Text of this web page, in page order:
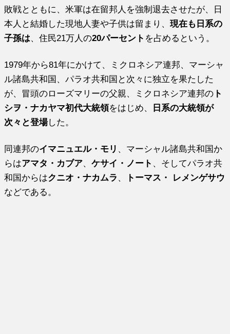
敗戦とともに、米軍は在留邦人を強制退去させたが、日
本人と結婚した現地人妻や子供は留まり、現在も日系の
子孫は、住民21万人の20パーセント を占めるという。
1979年から81年にかけて、ミクロネシア連邦、マーシャ
ル諸島共和国、パラオ共和国と次々に独立を果たした
が、冒頭のローズマリーの父親、ミクロネシア連邦の ト
シヲ・ナカヤマ初代大統領をはじめ、
日系の大統領が
次々と登場した。
同連邦のイマニュエル・モリ 、マーシャル諸島共和国か
らはアマタ・カブア、ケサイ・ノート 、そしてパラオ共
和国からはクニオ・ナカムラ 、
トーマス・ レメンゲサウ
などである。